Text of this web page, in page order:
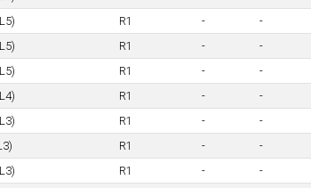
R1 - -
R1 - -
R1 - -
R1 - -
R1 - -
R1 - -
R1 - -